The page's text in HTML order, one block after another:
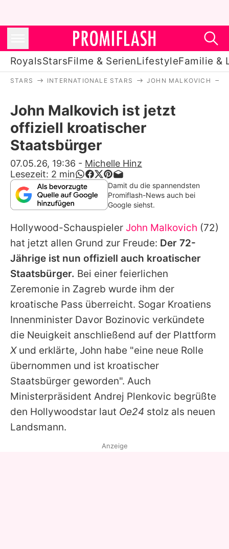
RoyalsStarsFilme & SerienLifestyleFamilie &
Stars
Filme & Serien
Lifestyle
Familie & Liebe
Promiflash Exklusiv
Alle Themen auf Promiflash
Jobs
App runterladen
Team
Redaktionelle Richtlinien
Impressum
Datenschutzerklärung
Nutzungsbedingungen
Utiq verwalten
STARS INTERNATIONALE STARS JOHN MALKOVICH
John Malkovich ist jetzt
offiziell kroatischer
Staatsbürger
07.05.26, 19:36 - Michelle Hinz
Lesezeit: 2 min
Damit du die spannendsten
Promiflash-News auch bei
Google siehst.
Hollywood-Schauspieler John Malkovich (72)
hat jetzt allen Grund zur Freude: Der 72-
Jährige ist nun offiziell auch kroatischer
Staatsbürger. Bei einer feierlichen
Zeremonie in Zagreb wurde ihm der
kroatische Pass überreicht. Sogar Kroatiens
Innenminister Davor Bozinovic verkündete
die Neuigkeit anschließend auf der Plattform
Xund erklärte, John habe "eine neue Rolle
übernommen und ist kroatischer
Staatsbürger geworden". Auch
Ministerpräsident Andrej Plenkovic begrüßte
den Hollywoodstar laut Oe24 stolz als neuen
Landsmann.
Anzeige